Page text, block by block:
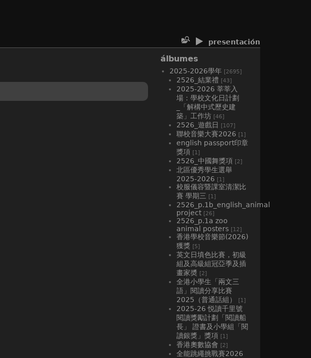
presentación
álbumes
2025-2026學年 [2695]
2526_結業禮 [43]
2025-2026 莘莘入
場：學校文化日計劃
_「解構中式歷史建
築」工作坊 [46]
2526_遊戲日 [107]
聯校音樂大賽2026 [1]
english passport印章
獎項 [1]
2526_中國舞獎項 [2]
北區優秀學生選舉
2025-2026 [1]
校服儀容暨課室清潔比
賽 學期三 [1]
2526_p.1b_english_animal
project [26]
2526_p.1a zoo
animal posters [12]
香港學校音樂節(2026)
獲獎 [5]
英文日填色比賽，初級
組及高級組冠亞季及插
畫家奬 [2]
全港小學生「兩文三
語」閱讀分享比賽
2025（普通話組）
[1]
2025-26 悦讀千里號
閱讀獎勵計劃「閱讀船
長」 證書及小學組「閱
讀銀獎」獎項 [1]
香港奧數協會 [2]
全能跳繩挑戰賽2026